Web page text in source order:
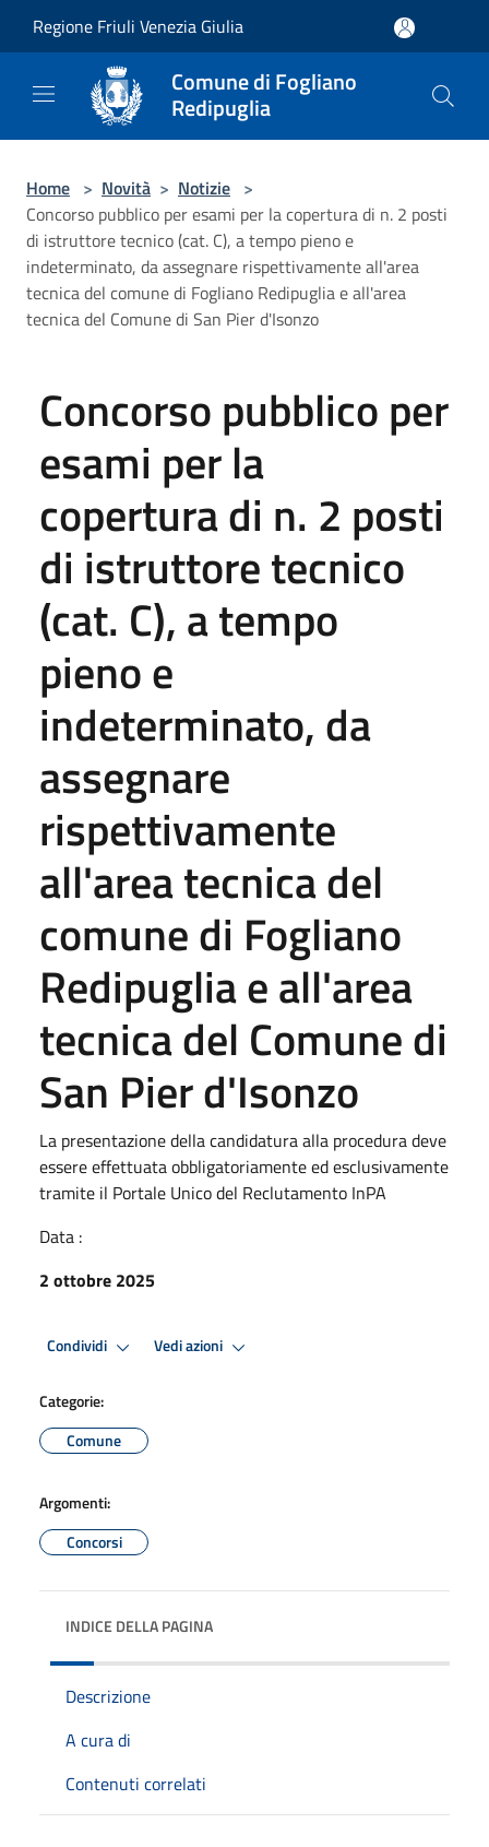
Regione Friuli Venezia Giulia
Comune di Fogliano
Redipuglia
Home > Novità > Notizie >
Concorso pubblico per esami per la copertura di n. 2 posti
di istruttore tecnico (cat. C), a tempo pieno e
indeterminato, da assegnare rispettivamente all'area
tecnica del comune di Fogliano Redipuglia e all'area
tecnica del Comune di San Pier d'Isonzo
Concorso pubblico per
esami per la
copertura di n. 2 posti
di istruttore tecnico
(cat. C), a tempo
pieno e
indeterminato, da
assegnare
rispettivamente
all'area tecnica del
comune di Fogliano
Redipuglia e all'area
tecnica del Comune di
San Pier d'Isonzo
La presentazione della candidatura alla procedura deve
essere effettuata obbligatoriamente ed esclusivamente
tramite il Portale Unico del Reclutamento InPA
Data :
2 ottobre 2025
Condividi Vedi azioni
Categorie:
Comune
Argomenti:
Concorsi
INDICE DELLA PAGINA
Descrizione
A cura di
Contenuti correlati